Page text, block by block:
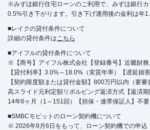
※みずほ銀行住宅ローンのご利用で、みずほ銀行
0.5%引き下がります。引き下げ適用後の金利は年
■レイクの貸付条件について
詳細の貸付条件はこちら
■アイフルの貸付条件について
※【商号】アイフル株式会社【登録番号】近畿財
【貸付利率】3.0%～18.0%（実質年率）【遅延損
【契約限度額または貸付金額】800万円以内（要
高スライド元利定額リボルビング返済方式【返済
14年6ヶ月（1～151回）【担保・連帯保証人】不要
■SMBCモビットのローン契約機について
※ 2026年9月6日をもって、ローン契約機での申込